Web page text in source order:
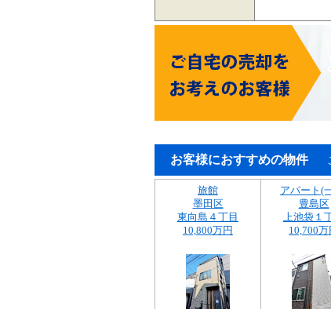
お客様におすすめの物件
旅館
墨田区
東向島４丁目
10,800万円
アパート(
豊島区
上池袋１
10,700万